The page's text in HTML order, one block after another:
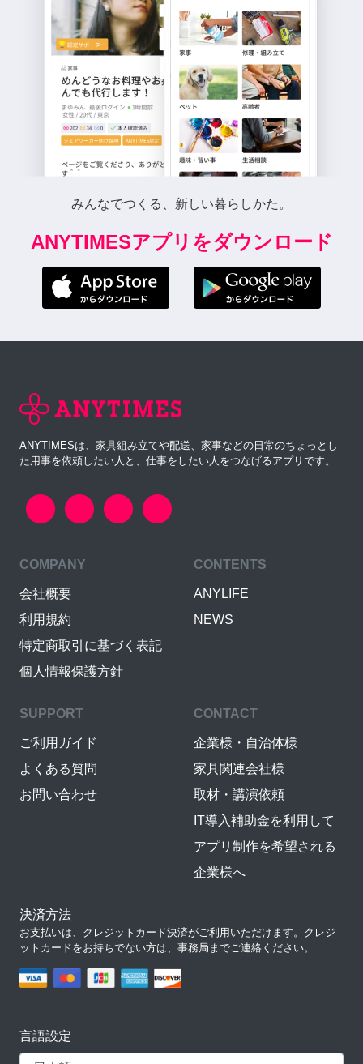
みんなでつくる、新しい暮らしかた。
ANYTIMESアプリをダウンロード
ANYTIMESは、家具組み立てや配送、家事などの日常のちょっとし
た用事を依頼したい人と、仕事をしたい人をつなげるアプリです。
COMPANY
会社概要
利用規約
特定商取引に基づく表記
個人情報保護方針
CONTENTS
ANYLIFE
NEWS
SUPPORT
ご利用ガイド
よくある質問
お問い合わせ
CONTACT
企業様・自治体様
家具関連会社様
取材・講演依頼
IT導入補助金を利用して
アプリ制作を希望される
企業様へ
決済方法
お支払いは、クレジットカード決済がご利用いただけます。クレジ
ットカードをお持ちでない方は、事務局までご連絡ください。
言語設定